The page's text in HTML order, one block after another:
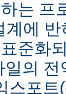
는 프
계에
준화
일의
스포